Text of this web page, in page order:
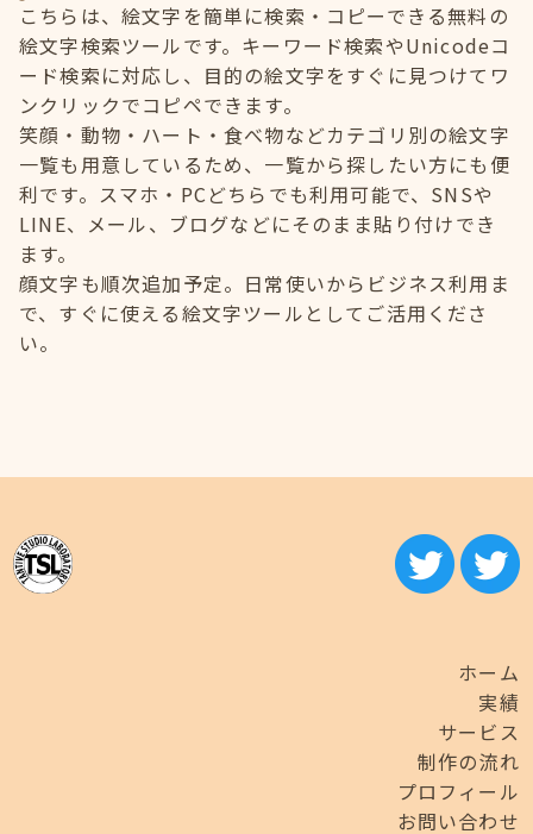
こちらは、絵文字を簡単に検索・コピーできる無料の
絵文字検索ツールです。キーワード検索やUnicodeコ
ード検索に対応し、目的の絵文字をすぐに見つけてワ
ンクリックでコピペできます。
笑顔・動物・ハート・食べ物などカテゴリ別の絵文字
一覧も用意しているため、一覧から探したい方にも便
利です。スマホ・PCどちらでも利用可能で、SNSや
LINE、メール、ブログなどにそのまま貼り付けでき
ます。
顔文字も順次追加予定。日常使いからビジネス利用ま
で、すぐに使える絵文字ツールとしてご活用くださ
い。
ホーム
実績
サービス
制作の流れ
プロフィール
お問い合わせ